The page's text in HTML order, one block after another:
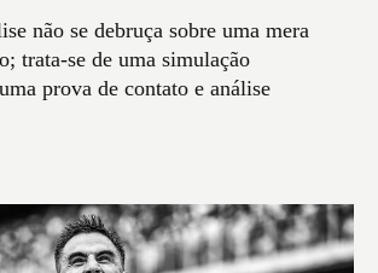
não se debruça sobre uma mera
trata-se de uma simulação
prova de contato e análise